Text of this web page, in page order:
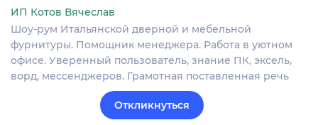
ИП Котов Вячеслав
Шоу-рум Итальянской дверной и мебельной
фурнитуры. Помощник менеджера. Работа в уютном
офисе. Уверенный пользователь, знание ПК, эксель,
ворд, мессенджеров. Грамотная поставленная речь
Откликнуться